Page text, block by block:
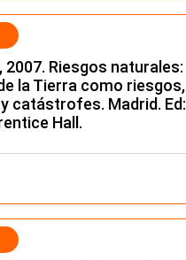
2007. Riesgos naturales:
la Tierra como riesgos,
catástrofes. Madrid. Ed:
Hall.